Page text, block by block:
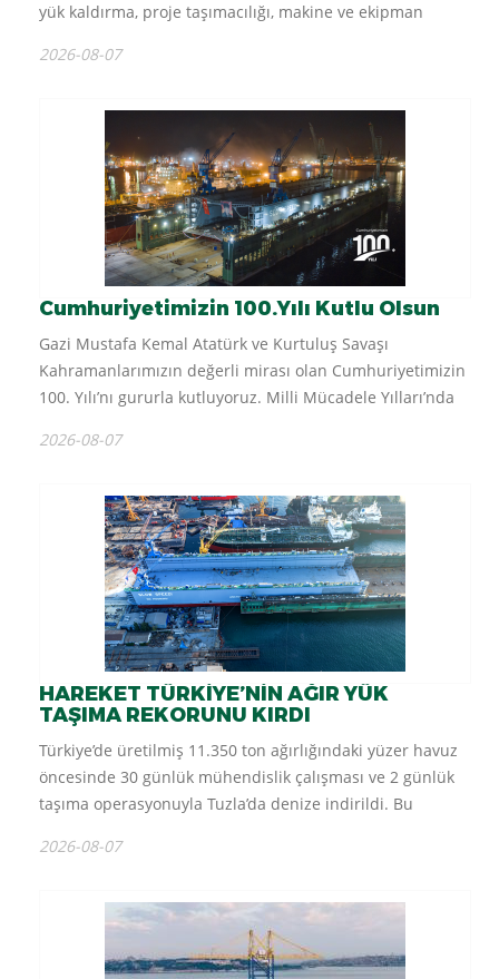
yük kaldırma, proje taşımacılığı, makine ve ekipman
faaliyet...
2026-08-07
Cumhuriyetimizin 100.Yılı Kutlu Olsun
Gazi Mustafa Kemal Atatürk ve Kurtuluş Savaşı
Kahramanlarımızın değerli mirası olan Cumhuriyetimizin
100. Yılı’nı gururla kutluyoruz. Milli Mücadele Yılları’nda
verdiği mücadele sonucunda ağır kış şartları nedeniyle
2026-08-07
HAREKET TÜRKİYE’NİN AĞIR YÜK
TAŞIMA REKORUNU KIRDI
Türkiye’de üretilmiş 11.350 ton ağırlığındaki yüzer havuz
öncesinde 30 günlük mühendislik çalışması ve 2 günlük
taşıma operasyonuyla Tuzla’da denize indirildi. Bu
rekorunu kırdı. Türkiye’de bugüne...
2026-08-07